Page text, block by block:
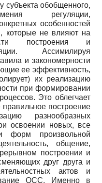
субъекта обобщенного,
регуляции,
особенностей
которые не влияют на
построения и
Ассимилируя
и закономерности
ее эффективность,
их реализацию
при формировании
Это облегчает
правильное построение
разнообразных
освоении новых, все
произвольной
общение,
построении и
друг друга и
актов и
ОСС. Именно в